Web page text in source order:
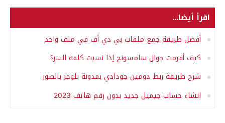
اقرأ أيضا...
أفضل طريقة جمع ملفات بي دي أف في ملف واحد
كيف أفرمت جوال سامسونج إذا نسيت كلمة السر؟
شرح طريقة ربط دومين جودادي بمدونة بلوجر بالصور
انشاء حساب جيميل جديد بدون رقم هاتف 2023